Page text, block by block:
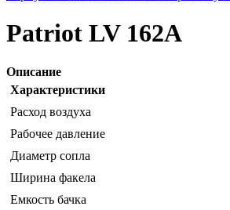
Patriot LV 162A
Описание
Характеристики
Расход воздуха
Рабочее давление
Диаметр сопла
Ширина факела
Емкость бачка